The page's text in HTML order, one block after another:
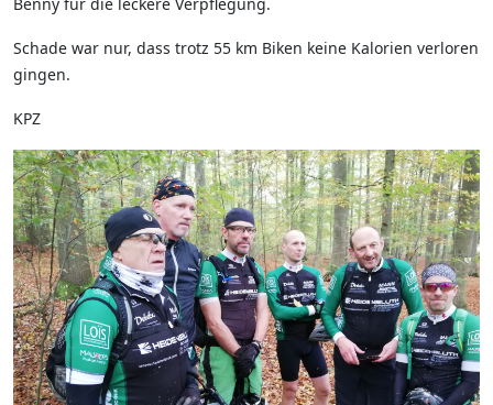
Schade war nur, dass trotz 55 km Biken keine Kalorien verloren
gingen.
KPZ